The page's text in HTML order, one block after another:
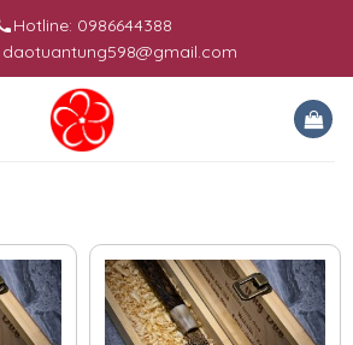
Hotline: 0986644388
daotuantung598@gmail.com